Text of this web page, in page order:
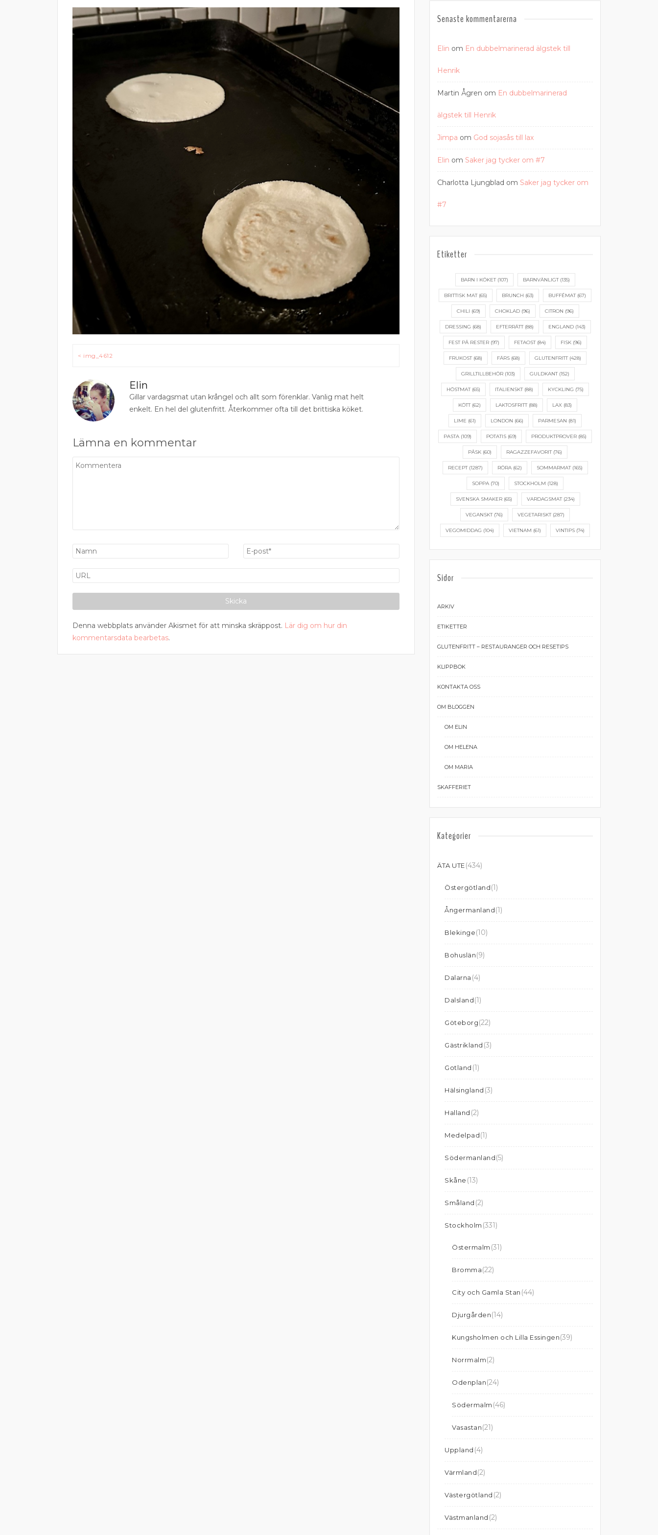
Inläggsnavigering
< img_4612
Elin
Gillar vardagsmat utan krångel och allt som förenklar. Vanlig mat helt
enkelt. En hel del glutenfritt. Återkommer ofta till det brittiska köket.
Lämna en kommentar
Denna webbplats använder Akismet för att minska skräppost. Lär dig om hur din
kommentarsdata bearbetas.
Senaste kommentarerna
Elin om En dubbelmarinerad älgstek till
Henrik
Martin Ågren om En dubbelmarinerad
älgstek till Henrik
Jimpa om God sojasås till lax
Elin om Saker jag tycker om #7
Charlotta Ljungblad om Saker jag tycker om
#7
Etiketter
BARN I KÖKET(107) BARNVÄNLIGT(135)
BRITTISK MAT(65) BRUNCH (63) BUFFÉMAT(67)
CHILI (69) CHOKLAD(96) CITRON (96)
DRESSING (68) EFTERRÄTT(88) ENGLAND(143)
FEST PÅ RESTER (97) FETAOST(84) FISK (96)
FRUKOST(68) FÄRS (68) GLUTENFRITT(428)
GRILLTILLBEHÖR(103) GULDKANT(152)
HÖSTMAT(65) ITALIENSKT(88) KYCKLING (75)
KÖTT(62) LAKTOSFRITT(88) LAX (83)
LIME (61) LONDON (66) PARMESAN (81)
PASTA (109) POTATIS (69) PRODUKTPROVER (85)
PÅSK (60) RAGAZZEFAVORIT(76)
RECEPT(1287) RÖRA(62) SOMMARMAT(165)
SOPPA (70) STOCKHOLM (128)
SVENSKA SMAKER(65) VARDAGSMAT(234)
VEGANSKT(76) VEGETARISKT(287)
VEGOMIDDAG (104) VIETNAM (61) VINTIPS (74)
Sidor
ARKIV
ETIKETTER
GLUTENFRITT – RESTAURANGER OCH RESETIPS
KLIPPBOK
KONTAKTA OSS
OM BLOGGEN
OM ELIN
OM HELENA
OM MARIA
SKAFFERIET
Kategorier
ÄTA UTE(434)
Östergötland(1)
Ångermanland(1)
Blekinge(10)
Bohuslän(9)
Dalarna (4)
Dalsland(1)
Göteborg(22)
Gästrikland (3)
Gotland (1)
Hälsingland (3)
Halland (2)
Medelpad(1)
Södermanland(5)
Skåne (13)
Småland (2)
Stockholm (331)
Östermalm (31)
Bromma(22)
City och Gamla Stan (44)
Djurgården(14)
Kungsholmen och Lilla Essingen(39)
Norrmalm(2)
Odenplan(24)
Södermalm (46)
Vasastan(21)
Uppland (4)
Värmland(2)
Västergötland (2)
Västmanland (2)